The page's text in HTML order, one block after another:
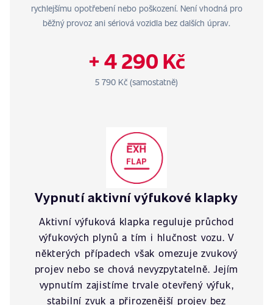
rychlejšímu opotřebení nebo poškození. Není vhodná pro
běžný provoz ani sériová vozidla bez dalších úprav.
+ 4 290 Kč
5 790 Kč (samostatně)
Vypnutí aktivní výfukové klapky
Aktivní výfuková klapka reguluje průchod
výfukových plynů a tím i hlučnost vozu. V
některých případech však omezuje zvukový
projev nebo se chová nevyzpytatelně. Jejím
vypnutím zajistíme trvale otevřený výfuk,
stabilní zvuk a přirozenější projev bez